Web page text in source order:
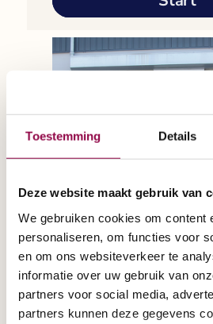
Toestemming Details
Deze website maakt gebruik van
We gebruiken cookies om content
personaliseren, om functies voor
en om ons websiteverkeer te
informatie over uw gebruik van
partners voor social media,
partners kunnen deze gegevens